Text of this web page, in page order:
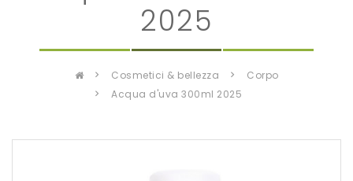
2025
cosmetici & bellezza
corpo
acqua d'uva 300ml 2025